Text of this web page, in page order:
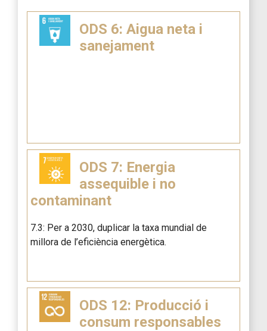
ODS 6: Aigua neta i
sanejament
ODS 7: Energia
assequible i no
contaminant
7.3: Per a 2030, duplicar la taxa mundial de
millora de l’eficiència energètica.
ODS 12: Producció i
consum responsables